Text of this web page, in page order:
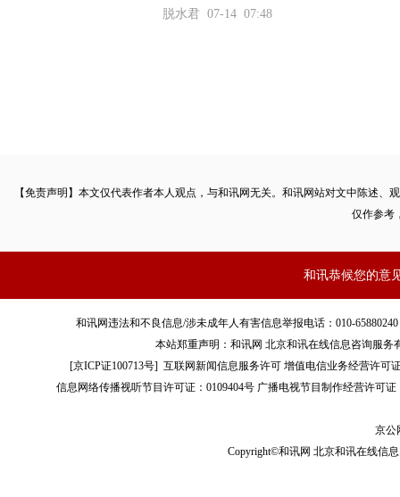
脱水君 07-14 07:48
【免责声明】本文仅代表作者本人观点，与和讯网无关。和讯网站对文中陈述
仅作参考
和讯恭候您的意
和讯网违法和不良信息/涉未成年人有害信息举报电话：010-
本站郑重声明：和讯网 北京和讯在线信息咨询服
[京ICP证100713号]互联网新闻信息服务许可 增值电信业务经营许可
信息网络传播视听节目许可证：0109404号 广播电视节目制作经营许可证
京公
Copyright©和讯网 北京和讯在线信